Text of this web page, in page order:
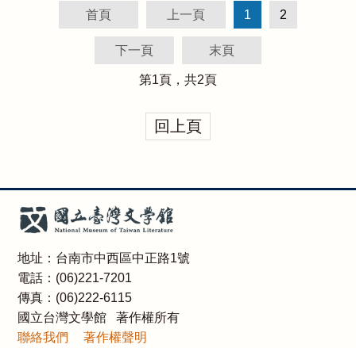
首頁 上一頁 1 2
下一頁 末頁
第1頁，共2頁
回上頁
地址：台南市中西區中正路1號
電話：(06)221-7201
傳真：(06)222-6115
國立台灣文學館 著作權所有
聯絡我們
著作權聲明